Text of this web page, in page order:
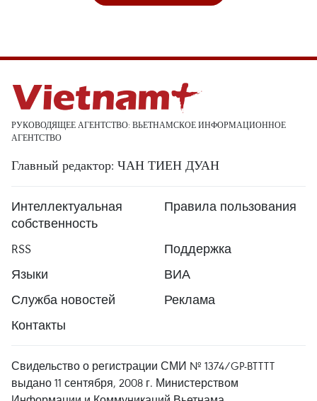
РУКОВОДЯЩЕЕ АГЕНТСТВО: ВЬЕТНАМСКОЕ ИНФОРМАЦИОННОЕ
АГЕНТСТВО
Главный редактор: ЧАН ТИЕН ДУАН
Интеллектуальная
собственность
Правила пользования
RSS
Поддержка
Языки
ВИА
Служба новостей
Реклама
Контакты
Свидельство о регистрации СМИ № 1374/GP-BTTTT
выдано 11 сентября, 2008 г. Министерством